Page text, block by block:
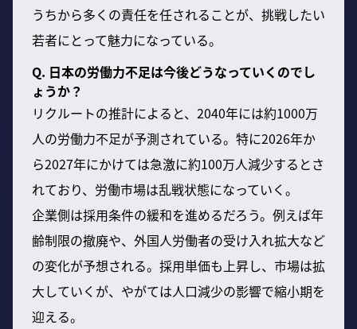
うちから多くの責任を任されることが、挑戦したい
若者にとって魅力になっている。
Q. 日本の労働力不足は今後どうなっていくのでし
ょうか？
リクルートの推計によると、2040年には約1000万
人の労働力不足が予測されている。特に2026年か
ら2027年にかけては急激に約100万人減少するとさ
れており、労働市場は乱戦状態になっていく。
企業側は採用条件の緩和を進めるだろう。例えば年
齢制限の撤廃や、外国人労働者の受け入れ拡大など
の変化が予想される。採用単価も上昇し、市場は拡
大していくが、やがては人口減少の影響で縮小期を
迎える。